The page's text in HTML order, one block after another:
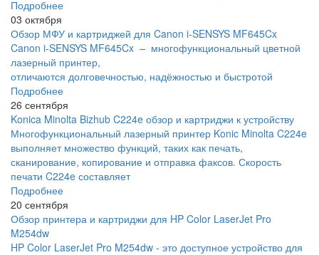
Подробнее
03 октября
Обзор МФУ и картриджей для Canon i-SENSYS MF645Cx
Canon i-SENSYS MF645Cx – многофункциональный цветной
лазерный принтер,
отличаются долговечностью, надёжностью и быстротой
Подробнее
26 сентября
Konica Minolta Bizhub C224e обзор и картриджи к устройству
Многофункциональный лазерный принтер Konic Minolta C224e
выполняет множество функций, таких как печать,
сканирование, копирование и отправка факсов. Скорость
печати C224e составляет
Подробнее
20 сентября
Обзор принтера и картриджи для HP Color LaserJet Pro
M254dw
HP Color LaserJet Pro M254dw - это доступное устройство для